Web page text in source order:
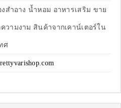
งสำอาง น้ำหอม อาหารเสริม ขาย
ามงาม สินค้าจากเคาน์เตอร์ใน
ศ